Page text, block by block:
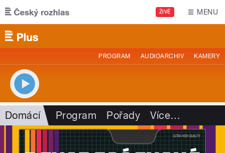
Přejít k hlavnímu obsahu
ŽIVĚ MENU
PROGRAM AUDIOARCHIV KAMERY
Domácí Program Pořady Více…